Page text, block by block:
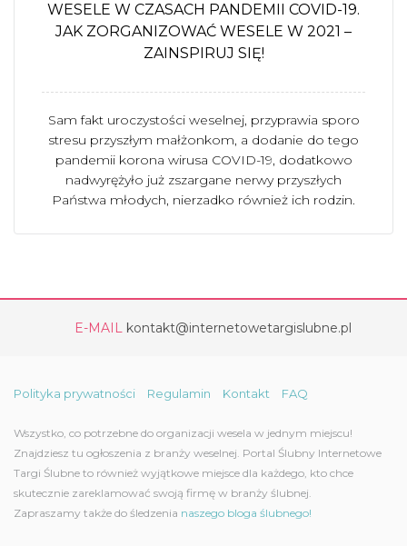
WESELE W CZASACH PANDEMII COVID-19.
JAK ZORGANIZOWAĆ WESELE W 2021 –
ZAINSPIRUJ SIĘ!
Sam fakt uroczystości weselnej, przyprawia sporo
stresu przyszłym małżonkom, a dodanie do tego
pandemii korona wirusa COVID-19, dodatkowo
nadwyrężyło już zszargane nerwy przyszłych
Państwa młodych, nierzadko również ich rodzin.
E-MAIL kontakt@internetowetargislubne.pl
Polityka prywatności Regulamin Kontakt FAQ
Wszystko, co potrzebne do organizacji wesela w jednym miejscu!
Znajdziesz tu ogłoszenia z branży weselnej. Portal Ślubny Internetowe
Targi Ślubne to również wyjątkowe miejsce dla każdego, kto chce
skutecznie zareklamować swoją firmę w branży ślubnej.
Zapraszamy także do śledzenia naszego bloga ślubnego!